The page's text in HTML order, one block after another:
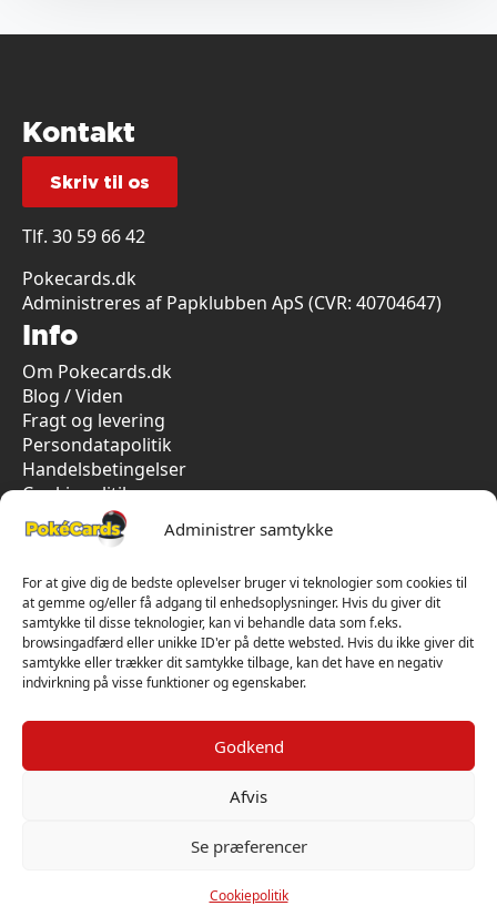
Administrer samtykke
For at give dig de bedste oplevelser bruger vi teknologier som cookies til
at gemme og/eller få adgang til enhedsoplysninger. Hvis du giver dit
samtykke til disse teknologier, kan vi behandle data som f.eks.
browsingadfærd eller unikke ID'er på dette websted. Hvis du ikke giver dit
samtykke eller trækker dit samtykke tilbage, kan det have en negativ
indvirkning på visse funktioner og egenskaber.
Godkend
Afvis
Se præferencer
Cookiepolitik
Kontakt
Skriv til os
Tlf. 30 59 66 42
Pokecards.dk
Administreres af Papklubben ApS (CVR: 40704647)
Info
Om Pokecards.dk
Blog / Viden
Fragt og levering
Persondatapolitik
Handelsbetingelser
Cookiepolitik
Vi har kun 5-stjernet anmeldelser på Trustpilot